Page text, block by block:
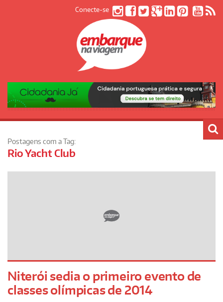
Conecte-se
Postagens com a Tag:
Rio Yacht Club
Niterói sedia o primeiro evento de
classes olímpicas de 2014